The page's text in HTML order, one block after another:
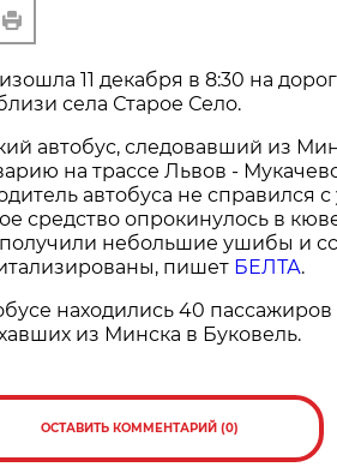
11 декабря в 8:30 на
села Старое Село.
автобус, следовавший из
на трассе Львов -
автобуса не справился
средство опрокинулось в
небольшие ушибы и
пишет БЕЛТА.
находились 40 пассажиров
из Минска в Буковель.
ОСТАВИТЬ КОММЕНТАРИЙ (0)